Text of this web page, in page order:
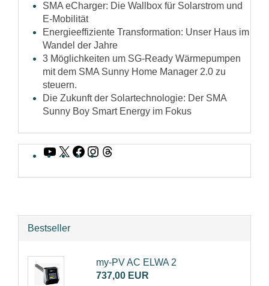
SMA eCharger: Die Wallbox für Solarstrom und
E-Mobilität
Energieeffiziente Transformation: Unser Haus im
Wandel der Jahre
3 Möglichkeiten um SG-Ready Wärmepumpen
mit dem SMA Sunny Home Manager 2.0 zu
steuern.
Die Zukunft der Solartechnologie: Der SMA
Sunny Boy Smart Energy im Fokus
YouTube
X Facebook
Instagram
Bestseller
my-PV AC ELWA 2
737,00 EUR